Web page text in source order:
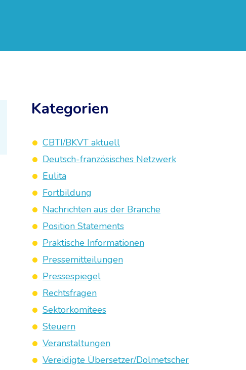
Kategorien
CBTI/BKVT aktuell
Deutsch-französisches Netzwerk
Eulita
Fortbildung
Nachrichten aus der Branche
Position Statements
Praktische Informationen
Pressemitteilungen
Pressespiegel
Rechtsfragen
Sektorkomitees
Steuern
Veranstaltungen
Vereidigte Übersetzer/Dolmetscher